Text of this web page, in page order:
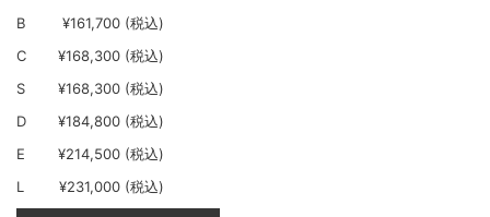
B
¥161,700 (税込)
C
¥168,300 (税込)
S
¥168,300 (税込)
D
¥184,800 (税込)
E
¥214,500 (税込)
L
¥231,000 (税込)